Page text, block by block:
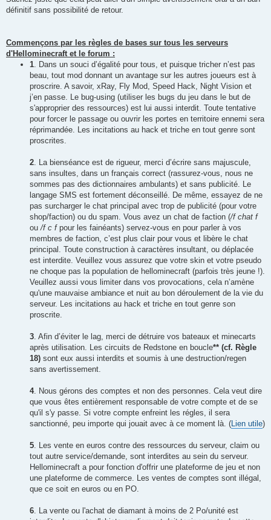
définitif sans possibilité de retour.
Commençons par les règles de bases sur tous les serveurs
d'Hellominecraft et le forum :
1 . Dans un souci d’égalité pour tous, et puisque tricher n’est pas
beau, tout mod donnant un avantage sur les autres joueurs est à
proscrire. A savoir, xRay, Fly Mod, Speed Hack, Night Vision et
j’en passe. Le bug-using (utiliser les bugs du jeu dans le but de
s'approprier des ressources) est lui aussi interdit. Toute tentative
pour forcer le passage ou ouvrir les portes en territoire ennemi sera
réprimandée. Les incitations au hack et triche en tout genre sont
proscrites.
2 . La bienséance est de rigueur, merci d’écrire sans majuscule,
sans insultes, dans un français correct (rassurez-vous, nous ne
sommes pas des dictionnaires ambulants) et sans publicité. Le
langage SMS est fortement déconseillé. De même, essayez de ne
pas surcharger le chat principal avec trop de publicité (pour votre
shop/faction) ou du spam. Vous avez un chat de faction (/f chat f
ou /f c fpour les fainéants) servez-vous en pour parler à vos
membres de faction, c’est plus clair pour vous et libère le chat
principal. Toute construction à caractères insultant, ou déplacée
est interdite. Veuillez vous assurez que votre skin et votre pseudo
ne choque pas la population de hellominecraft (parfois très jeune !).
Veuillez aussi vous limiter dans vos provocations, cela n’amène
qu'une mauvaise ambiance et nuit au bon déroulement de la vie du
serveur. Les incitations au hack et triche en tout genre son
proscrite.
3 . Afin d’éviter le lag, merci de détruire vos bateaux et minecarts
après utilisation. Les circuits de Redstone en boucle** (cf. Règle
18) sont eux aussi interdits et soumis à une destruction/regen
sans avertissement.
4. Nous gérons des comptes et non des personnes. Cela veut dire
que vous êtes entièrement responsable de votre compte et de se
qu'il s'y passe. Si votre compte enfreint les régles, il sera
sanctionné, peu importe qui jouait avec à ce moment là. ( Lien utile)
5 . Les vente en euros contre des ressources du serveur, claim ou
tout autre service/demande, sont interdites au sein du serveur.
Hellominecraft a pour fonction d'offrir une plateforme de jeu et non
une plateforme de commerce. Les ventes de comptes sont illégal,
que ce soit en euros ou en PO.
6 . La vente ou l'achat de diamant à moins de 2 Po/unité est